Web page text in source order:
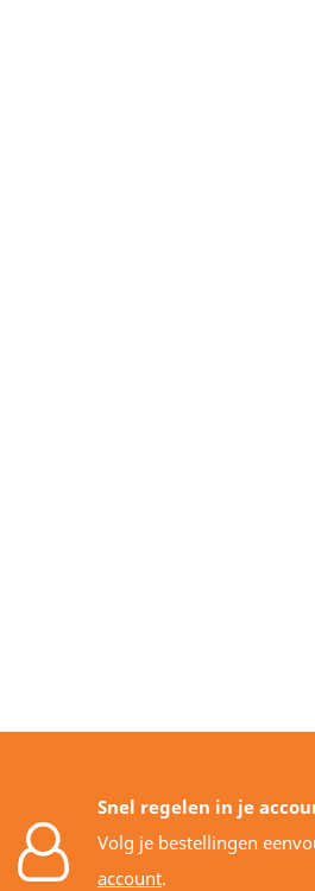
Snel regelen in je
Volg je bestellingen
account.